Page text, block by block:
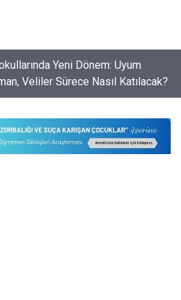
Fazlası Resen Atamadan